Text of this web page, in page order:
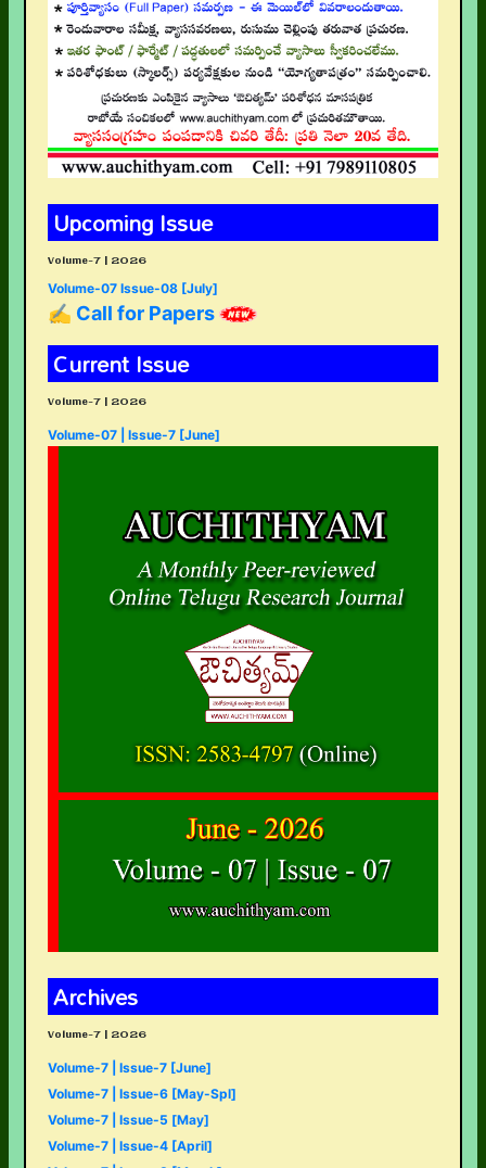
Upcoming Issue
Volume-7 | 2026
Volume-07 Issue-08 [July]
✍ Call for Papers
Current Issue
Volume-7 | 2026
Volume-07 | Issue-7 [June]
Archives
Volume-7 | 2026
Volume-7 | Issue-7 [June]
Volume-7 | Issue-6 [May-Spl]
Volume-7 | Issue-5 [May]
Volume-7 | Issue-4 [April]